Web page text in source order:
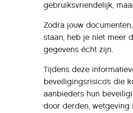
gebruiksvriendelijk,
Zodra jouw
staan, heb je niet meer
gegevens écht zijn.
Tijdens deze
beveiligingsrisico’s die
aanbieders hun
door derden,